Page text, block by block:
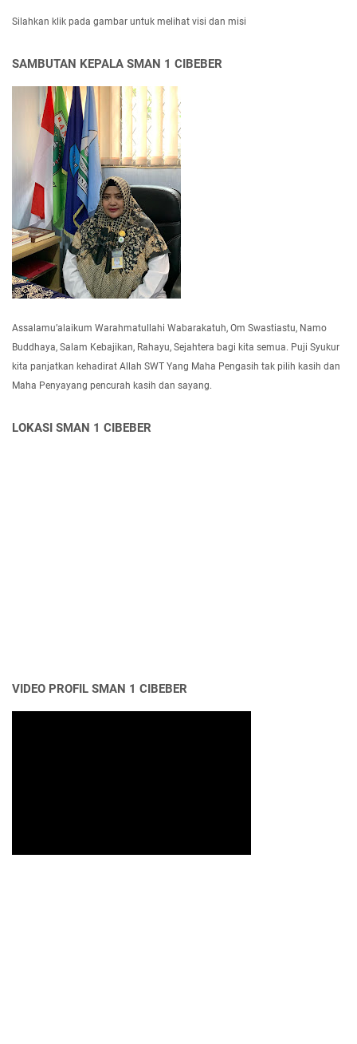
Silahkan klik pada gambar untuk melihat visi dan misi
SAMBUTAN KEPALA SMAN 1 CIBEBER
Assalamu’alaikum Warahmatullahi Wabarakatuh, Om Swastiastu, Namo
Buddhaya, Salam Kebajikan, Rahayu, Sejahtera bagi kita semua. Puji Syukur
kita panjatkan kehadirat Allah SWT Yang Maha Pengasih tak pilih kasih dan
Maha Penyayang pencurah kasih dan sayang.
LOKASI SMAN 1 CIBEBER
VIDEO PROFIL SMAN 1 CIBEBER